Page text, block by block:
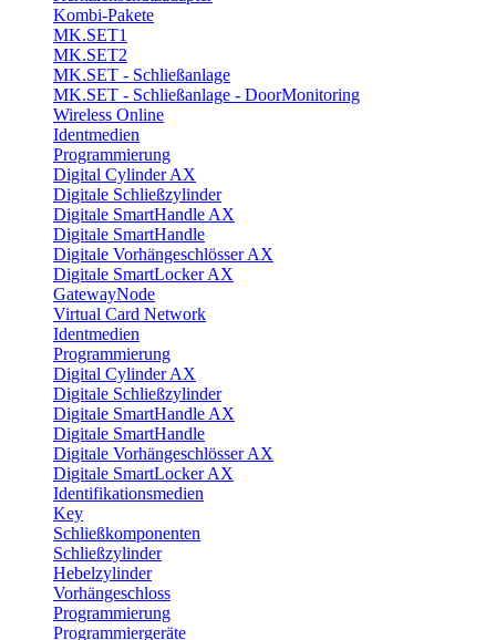
Kombi-Pakete
MK.SET1
MK.SET2
MK.SET - Schließanlage
MK.SET - Schließanlage - DoorMonitoring
Wireless Online
Identmedien
Programmierung
Digital Cylinder AX
Digitale Schließzylinder
Digitale SmartHandle AX
Digitale SmartHandle
Digitale Vorhängeschlösser AX
Digitale SmartLocker AX
GatewayNode
Virtual Card Network
Identmedien
Programmierung
Digital Cylinder AX
Digitale Schließzylinder
Digitale SmartHandle AX
Digitale SmartHandle
Digitale Vorhängeschlösser AX
Digitale SmartLocker AX
Identifikationsmedien
Key
Schließkomponenten
Schließzylinder
Hebelzylinder
Vorhängeschloss
Programmierung
Programmiergeräte